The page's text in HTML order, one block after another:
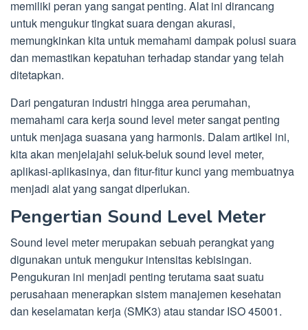
memiliki peran yang sangat penting. Alat ini dirancang
untuk mengukur tingkat suara dengan akurasi,
memungkinkan kita untuk memahami dampak polusi suara
dan memastikan kepatuhan terhadap standar yang telah
ditetapkan.
Dari pengaturan industri hingga area perumahan,
memahami cara kerja sound level meter sangat penting
untuk menjaga suasana yang harmonis. Dalam artikel ini,
kita akan menjelajahi seluk-beluk sound level meter,
aplikasi-aplikasinya, dan fitur-fitur kunci yang membuatnya
menjadi alat yang sangat diperlukan.
Pengertian Sound Level Meter
Sound level meter merupakan sebuah perangkat yang
digunakan untuk mengukur intensitas kebisingan.
Pengukuran ini menjadi penting terutama saat suatu
perusahaan menerapkan sistem manajemen kesehatan
dan keselamatan kerja (SMK3) atau standar ISO 45001.